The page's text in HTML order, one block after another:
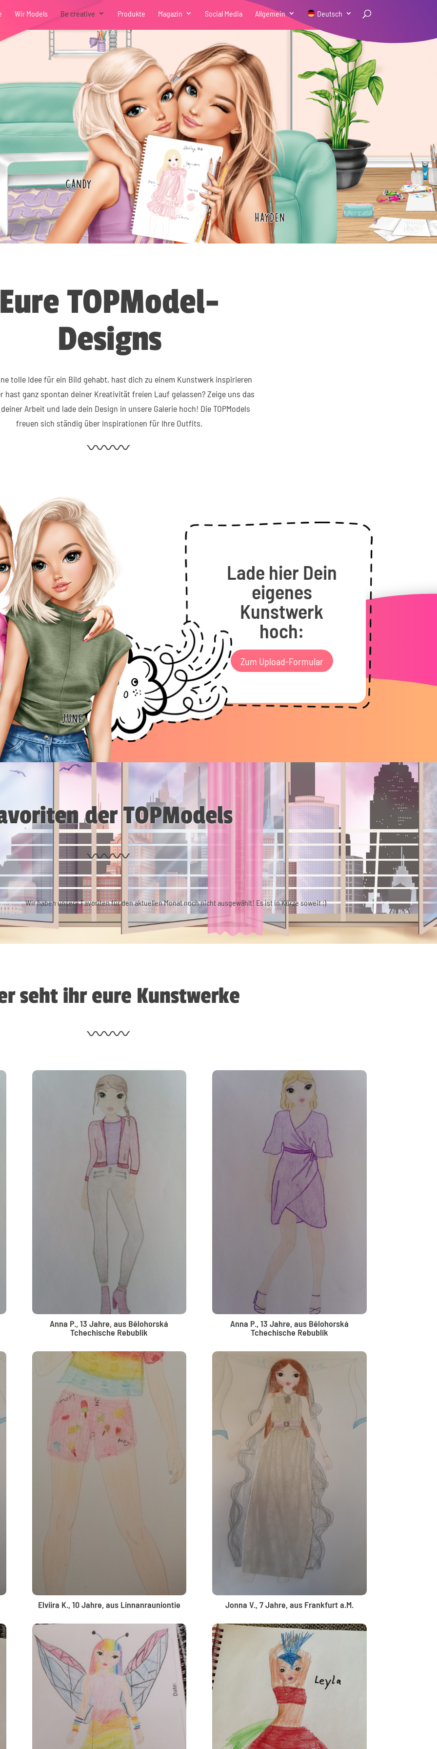
Wir Models Be creative Produkte Magazin Social Media Allgemein Deutsch
TOPModel-
Designs
tolle Idee für ein Bild gehabt, hast dich zu einem Kunstwerk inspirieren
hast ganz spontan deiner Kreativität freien Lauf gelassen? Zeige uns das
Arbeit und lade dein Design in unsere Galerie hoch! Die TOPModels
freuen sich ständig über Inspirationen für Ihre Outfits.
Lade hier Dein
eigenes
Kunstwerk
hoch:
Zum Upload-Formular
der TOPModels
Wir haben unsere Favoriten für den aktuellen Monat noch nicht ausgewählt! Es ist in Kürze soweit ;)
seht ihr eure Kunstwerke
Anna P., 13 Jahre, aus Bělohorská
Tchechische Rebublik
Anna P., 13 Jahre, aus Bělohorská
Tchechische Rebublik
Elviira K., 10 Jahre, aus Linnanrauniontie Jonna V., 7 Jahre, aus Frankfurt a.M.